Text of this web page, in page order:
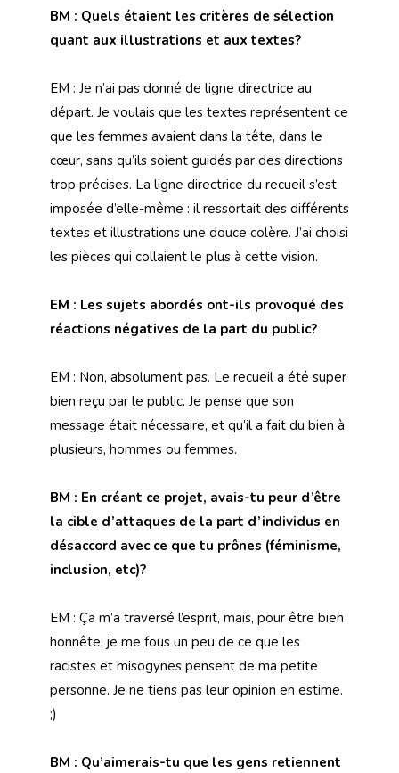
BM : Quels étaient les critères de sélection
quant aux illustrations et aux textes?
EM : Je n’ai pas donné de ligne directrice au
départ. Je voulais que les textes représentent ce
que les femmes avaient dans la tête, dans le
cœur, sans qu’ils soient guidés par des directions
trop précises. La ligne directrice du recueil s’est
imposée d’elle-même : il ressortait des différents
textes et illustrations une douce colère. J’ai choisi
les pièces qui collaient le plus à cette vision.
EM : Les sujets abordés ont-ils provoqué des
réactions négatives de la part du public?
EM : Non, absolument pas. Le recueil a été super
bien reçu par le public. Je pense que son
message était nécessaire, et qu’il a fait du bien à
plusieurs, hommes ou femmes.
BM : En créant ce projet, avais-tu peur d’être
la cible d’attaques de la part d’individus en
désaccord avec ce que tu prônes (féminisme,
inclusion, etc)?
EM : Ça m’a traversé l’esprit, mais, pour être bien
honnête, je me fous un peu de ce que les
racistes et misogynes pensent de ma petite
personne. Je ne tiens pas leur opinion en estime.
;)
BM : Qu’aimerais-tu que les gens retiennent